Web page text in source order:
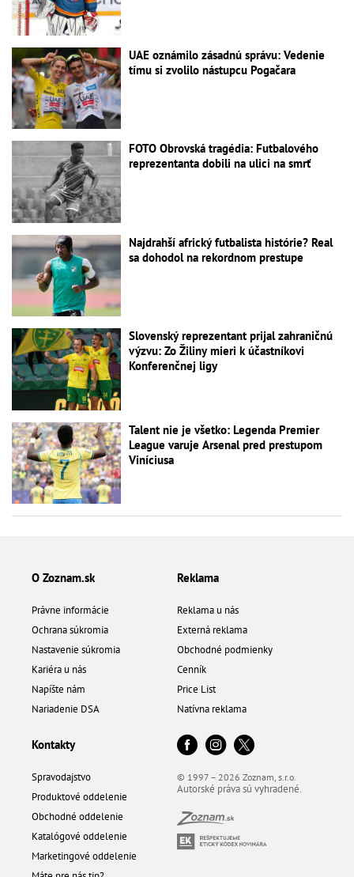
UAE oznámilo zásadnú správu: Vedenie
tímu si zvolilo nástupcu Pogačara
FOTO Obrovská tragédia: Futbalového
reprezentanta dobili na ulici na smrť
Najdrahší africký futbalista histórie? Real
sa dohodol na rekordnom prestupe
Slovenský reprezentant prijal zahraničnú
výzvu: Zo Žiliny mieri k účastníkovi
Konferenčnej ligy
Talent nie je všetko: Legenda Premier
League varuje Arsenal pred prestupom
Viníciusa
O Zoznam.sk
Právne informácie
Ochrana súkromia
Nastavenie súkromia
Kariéra u nás
Napíšte nám
Nariadenie DSA
Reklama
Reklama u nás
Externá reklama
Obchodné podmienky
Cenník
Price List
Natívna reklama
Kontakty
Spravodajstvo
Produktové oddelenie
Obchodné oddelenie
Katalógové oddelenie
Marketingové oddelenie
© 1997 – 2026 Zoznam, s.r.o.
Autorské práva sú vyhradené.